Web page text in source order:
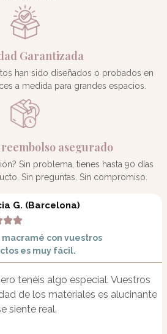
Garantizada
han sido diseñados o probados en
a medida para grandes espacios.
asegurado
Sin problema, tienes hasta 90 días
Sin preguntas. Sin compromiso.
G. (Barcelona)
macramé con vuestros
es muy fácil.
tenéis algo especial. Vuestros
de los materiales es alucinante
siente real.